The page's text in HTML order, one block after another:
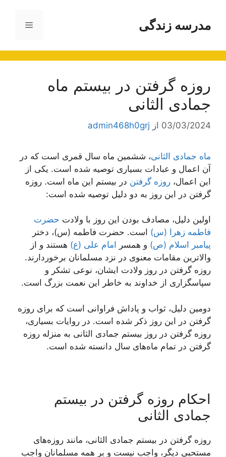
محتوامدرسه زندگی فهرست
روزه گرفتن در بیستم ماه
جمادی الثانی
03/03/2024 از admin468h0grj
ماه جمادی الثانی، ششمین ماه سال قمری است که در
آن اعمال و عبادات بسیاری توصیه شده است. یکی از
این اعمال، روزه گرفتن در بیستم این ماه است. روزه
گرفتن در این روز به دو دلیل توصیه شده است:
اولین دلیل، مصادف بودن این روز با ولادت حضرت
فاطمه زهرا (س) است. حضرت فاطمه (س)، دختر
پیامبر اسلام (ص) و همسر امام علی (ع) هستند و از
والاترین مقامات معنوی در نزد مسلمانان برخوردارند.
روزه گرفتن در روز ولادت ایشان، نوعی تشکر و
سپاسگزاری از خداوند به خاطر این نعمت بزرگ است.
دومین دلیل، ثواب و پاداش فراوانی است که برای روزه
گرفتن در این روز ذکر شده است. در روایات بسیاری،
روزه گرفتن در روز بیستم جمادی الثانی به منزله روزه
گرفتن در تمام ماه‌های سال دانسته شده است.
احکام روزه گرفتن در بیستم
جمادی الثانی
روزه گرفتن در بیستم جمادی الثانی، مانند روزه‌های
مستحبی دیگر، واجب نیست و بر همه مسلمانان واجب